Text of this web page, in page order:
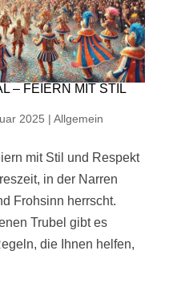
– FEIERN MIT STIL
2025 | Allgemein
mit Stil und Respekt
in der Narren
Frohsinn herrscht.
Trubel gibt es
die Ihnen helfen,